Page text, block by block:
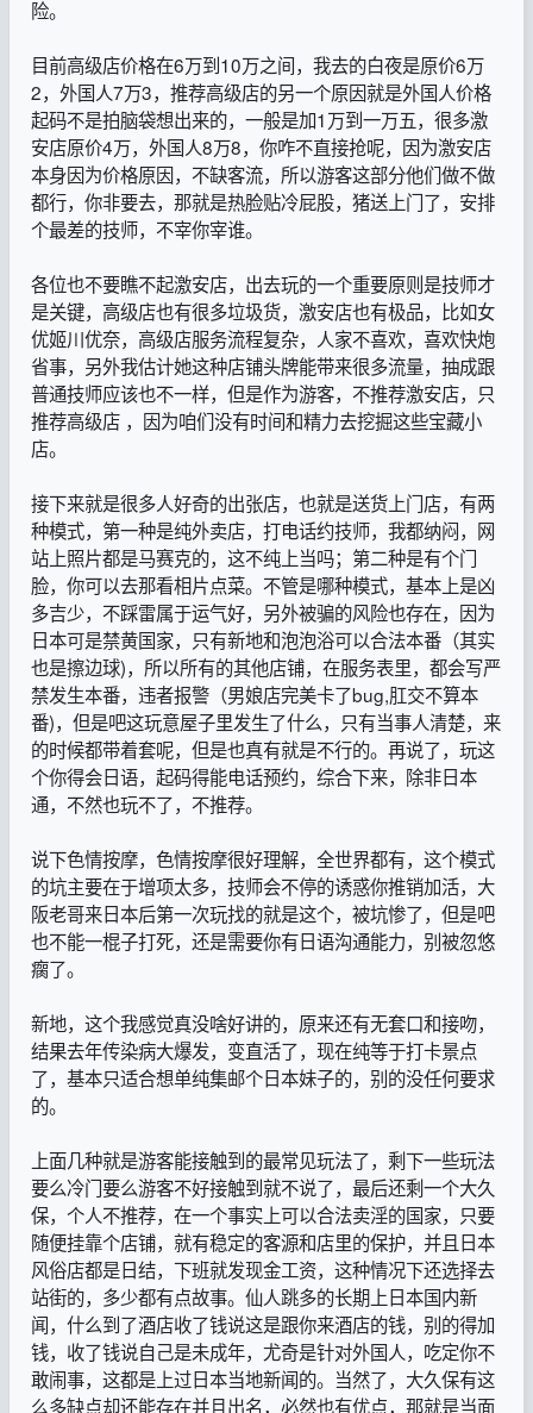
险。
目前高级店价格在6万到10万之间，我去的白夜是原价6万
2，外国人7万3，推荐高级店的另一个原因就是外国人价格
起码不是拍脑袋想出来的，一般是加1万到一万五，很多激
安店原价4万，外国人8万8，你咋不直接抢呢，因为激安店
本身因为价格原因，不缺客流，所以游客这部分他们做不做
都行，你非要去，那就是热脸贴冷屁股，猪送上门了，安排
个最差的技师，不宰你宰谁。
各位也不要瞧不起激安店，出去玩的一个重要原则是技师才
是关键，高级店也有很多垃圾货，激安店也有极品，比如女
优姬川优奈，高级店服务流程复杂，人家不喜欢，喜欢快炮
省事，另外我估计她这种店铺头牌能带来很多流量，抽成跟
普通技师应该也不一样，但是作为游客，不推荐激安店，只
推荐高级店 ，因为咱们没有时间和精力去挖掘这些宝藏小
店。
接下来就是很多人好奇的出张店，也就是送货上门店，有两
种模式，第一种是纯外卖店，打电话约技师，我都纳闷，网
站上照片都是马赛克的，这不纯上当吗；第二种是有个门
脸，你可以去那看相片点菜。不管是哪种模式，基本上是凶
多吉少，不踩雷属于运气好，另外被骗的风险也存在，因为
日本可是禁黄国家，只有新地和泡泡浴可以合法本番（其实
也是擦边球)，所以所有的其他店铺，在服务表里，都会写严
禁发生本番，违者报警（男娘店完美卡了bug,肛交不算本
番)，但是吧这玩意屋子里发生了什么，只有当事人清楚，来
的时候都带着套呢，但是也真有就是不行的。再说了，玩这
个你得会日语，起码得能电话预约，综合下来，除非日本
通，不然也玩不了，不推荐。
说下色情按摩，色情按摩很好理解，全世界都有，这个模式
的坑主要在于增项太多，技师会不停的诱惑你推销加活，大
阪老哥来日本后第一次玩找的就是这个，被坑惨了，但是吧
也不能一棍子打死，还是需要你有日语沟通能力，别被忽悠
瘸了。
新地，这个我感觉真没啥好讲的，原来还有无套口和接吻，
结果去年传染病大爆发，变直活了，现在纯等于打卡景点
了，基本只适合想单纯集邮个日本妹子的，别的没任何要求
的。
上面几种就是游客能接触到的最常见玩法了，剩下一些玩法
要么冷门要么游客不好接触到就不说了，最后还剩一个大久
保，个人不推荐，在一个事实上可以合法卖淫的国家，只要
随便挂靠个店铺，就有稳定的客源和店里的保护，并且日本
风俗店都是日结，下班就发现金工资，这种情况下还选择去
站街的，多少都有点故事。仙人跳多的长期上日本国内新
闻，什么到了酒店收了钱说这是跟你来酒店的钱，别的得加
钱，收了钱说自己是未成年，尤奇是针对外国人，吃定你不
敢闹事，这都是上过日本当地新闻的。当然了，大久保有这
么多缺点却还能存在并且出名，必然也有优点，那就是当面